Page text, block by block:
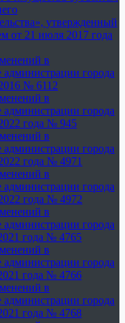
утвержденный
от 21 июля 2017 года
в
администрации города
№ 6112
в
администрации города
года № 945
в
администрации города
года № 4971
в
администрации города
года № 4972
в
администрации города
года № 4765
в
администрации города
года № 4766
в
администрации города
года № 4768